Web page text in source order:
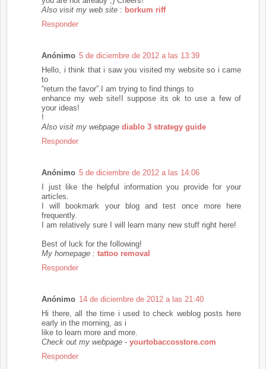
Also visit my web site : borkum riff
Responder
Anónimo 5 de diciembre de 2012 a las 13:39
Hello, i think that i saw you visited my website so i came
to
“return the favor”.I am trying to find things to
enhance my web site!I suppose its ok to use a few of
your ideas!
!
Also visit my webpage diablo 3 strategy guide
Responder
Anónimo 5 de diciembre de 2012 a las 14:06
I just like the helpful information you provide for your
articles.
I will bookmark your blog and test once more here
frequently.
I am relatively sure I will learn many new stuff right here!
Best of luck for the following!
My homepage : tattoo removal
Responder
Anónimo 14 de diciembre de 2012 a las 21:40
Hi there, all the time i used to check weblog posts here
early in the morning, as i
like to learn more and more.
Check out my webpage - yourtobaccosstore.com
Responder